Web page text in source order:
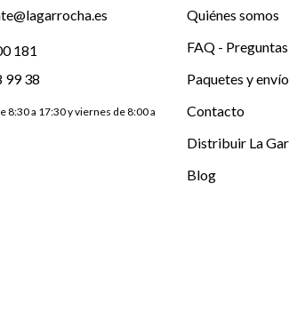
181
99 38
8:30 a 17:30 y viernes de 8:00 a
Quiénes somos
FAQ -
Paquetes y
Contacto
Distribuir La
Blog